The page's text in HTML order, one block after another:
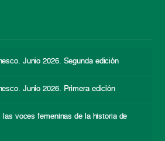
Junio 2026. Segunda edición
Junio 2026. Primera edición
las voces femeninas de la historia de